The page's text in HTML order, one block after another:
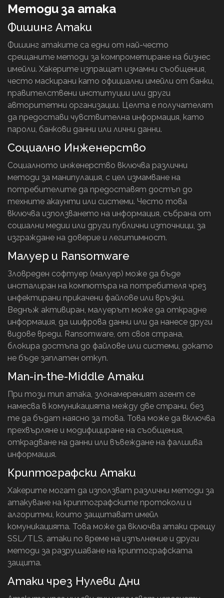
Методи за атака
Фишинг Атаки
Фишинг атаките са едни от най-често
срещаните методи за компрометиране на бизнес
имейли. Хакерите изпращат измамни съобщения,
често маскирани като официални имейли от банки,
правителствени институции или други
авторитетни организации. Целта е получателят
да предостави чувствителна информация, като
пароли, банкови данни или лични данни.
Социално Инженерство
Социалното инженерство включва различни
методи за манипулация, с цел измамване на
потребителите да предоставят достъп до
техните акаунти или системи. Често това
включва използването на информация, събрана от
социални медии или други публични източници, за
изграждане на доверие и легитимност.
Малуер и Ransomware
Зловреден софтуер (малуер) може да бъде
инсталиран на компютъра на потребителя чрез
инфектирани прикачени файлове или връзки.
Веднъж активиран, малуерът може да открадне
информация, да шифрова данни или да нанесе други
видове вреди. Ransomware, от своя страна,
блокира достъпа до файлове или системи, докато
не бъде заплатен откуп.
Man-in-the-Middle Атаки
При този тип атака, злонамереният агент се
намесва в комуникацията между две страни, без
те да бъдат наясно за това. Това може да включва
прехвърляне и модифициране на съобщения,
открадване на данни или въвеждане на фалшива
информация.
Криптографски Атаки
Хакерите могат да използват различни методи за
атакуване на криптографските протоколи и
алгоритми, които защитават имейл
комуникацията. Това може да включва атаки срещу
SSL/TLS, атаки по време на изпълнение и други
методи за разрушаване на криптографската
защита.
Атаки чрез Нулеви Дни